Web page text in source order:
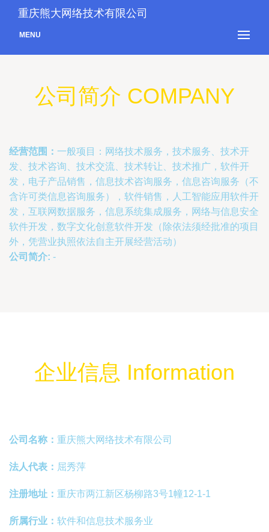
重庆熊大网络技术有限公司
MENU
公司简介 COMPANY
经营范围： 一般项目：网络技术服务，技术服务、技术开
发、技术咨询、技术交流、技术转让、技术推广，软件开
发，电子产品销售，信息技术咨询服务，信息咨询服务（不
含许可类信息咨询服务），软件销售，人工智能应用软件开
发，互联网数据服务，信息系统集成服务，网络与信息安全
软件开发，数字文化创意软件开发（除依法须经批准的项目
外，凭营业执照依法自主开展经营活动）
公司简介: -
企业信息 Information
公司名称： 重庆熊大网络技术有限公司
法人代表： 屈秀萍
注册地址： 重庆市两江新区杨柳路3号1幢12-1-1
所属行业： 软件和信息技术服务业